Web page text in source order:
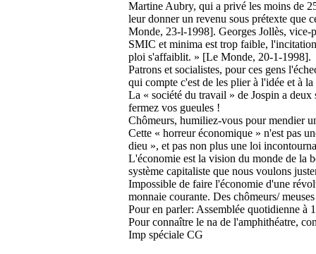
Martine Aubry, qui a privé les moins de
leur donner un revenu sous prétexte que
Monde, 23-l-1998]. Georges Jollès, vice-
SMIC et minima est trop faible,
ploi s'affaiblit. » [Le Monde, 20-1-1998].
Patrons et socialistes, pour ces gens
qui compte c'est de les plier à l'idée et à
La « société du travail » de Jospin a
fermez vos gueules !
Chômeurs, humiliez-vous pour mendier
Cette « horreur économique » n'est pas
dieu », et pas non plus une loi
L'économie est la vision du monde de la
système capitaliste que nous voulons
Impossible de faire l'économie d'une
monnaie courante. Des chômeurs/
Pour en parler: Assemblée quotidienne à
Pour connaître le na de l'amphithéatre,
Imp spéciale CG